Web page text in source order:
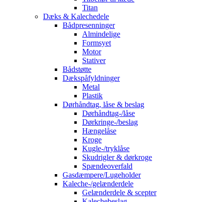
Titan
Dæks & Kalechedele
Bådpresenninger
Almindelige
Formsyet
Motor
Stativer
Bådstøtte
Dækspåfyldninger
Metal
Plastik
Dørhåndtag, låse & beslag
Dørhåndtag-/låse
Dørkringe-/beslag
Hængelåse
Kroge
Kugle-/tryklåse
Skudrigler & dørkroge
Spændeoverfald
Gasdæmpere/Lugeholder
Kaleche-/gelænderdele
Gelænderdele & scepter